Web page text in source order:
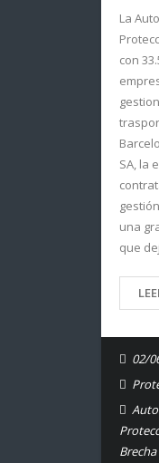
La
con
SA, la
una
que
02/